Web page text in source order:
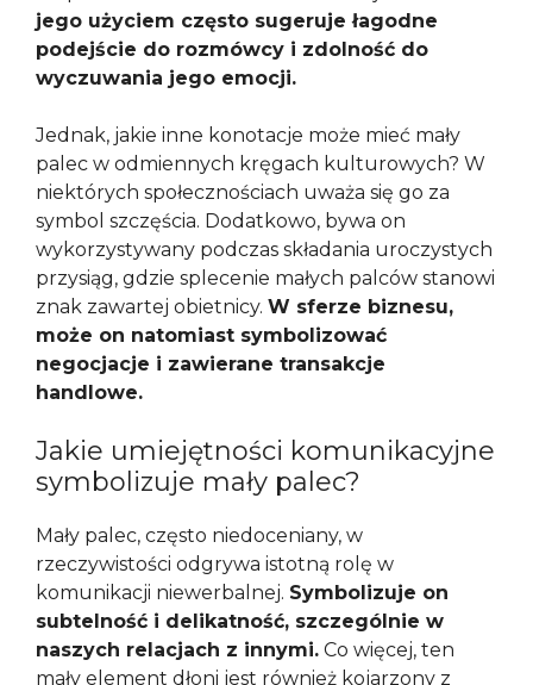
jego użyciem często sugeruje łagodne
podejście do rozmówcy i zdolność do
wyczuwania jego emocji.
Jednak, jakie inne konotacje może mieć mały
palec w odmiennych kręgach kulturowych? W
niektórych społecznościach uważa się go za
symbol szczęścia. Dodatkowo, bywa on
wykorzystywany podczas składania uroczystych
przysiąg, gdzie splecenie małych palców stanowi
znak zawartej obietnicy. W sferze biznesu,
może on natomiast symbolizować
negocjacje i zawierane transakcje
handlowe.
Jakie umiejętności komunikacyjne
symbolizuje mały palec?
Mały palec, często niedoceniany, w
rzeczywistości odgrywa istotną rolę w
komunikacji niewerbalnej. Symbolizuje on
subtelność i delikatność, szczególnie w
naszych relacjach z innymi. Co więcej, ten
mały element dłoni jest również kojarzony z